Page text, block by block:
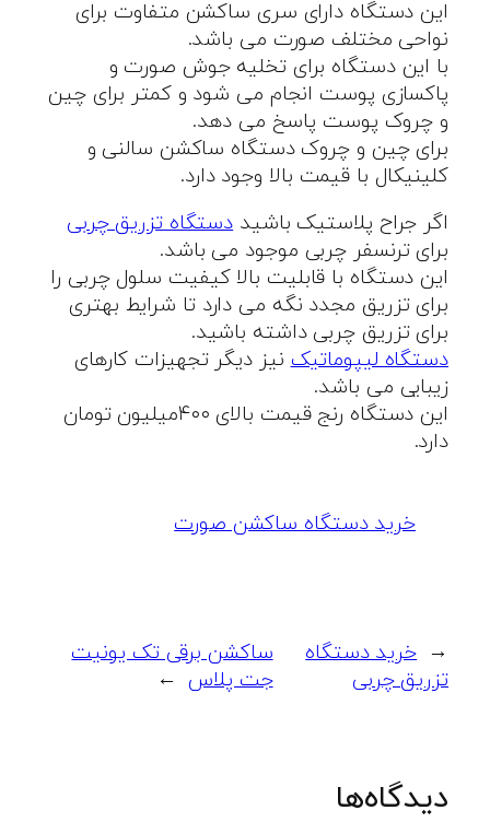
این دستگاه دارای سری ساکشن متفاوت برای
نواحی مختلف صورت می باشد.
با این دستگاه برای تخلیه جوش صورت و
پاکسازی پوست انجام می شود و کمتر برای چین
و چروک پوست پاسخ می دهد.
برای چین و چروک دستگاه ساکشن سالنی و
کلینیکال با قیمت بالا وجود دارد.
اگر جراح پلاستیک باشیددستگاه تزریق چربی
برای ترنسفر چربی موجود می باشد.
این دستگاه با قابلیت بالا کیفیت سلول چربی را
برای تزریق مجدد نگه می دارد تا شرایط بهتری
برای تزریق چربی داشته باشید.
دستگاه لیپوماتیکنیز دیگر تجهیزات کارهای
زیبایی می باشد.
این دستگاه رنج قیمت بالای ۴۰۰میلیون تومان
دارد.
خرید دستگاه ساکشن صورت
← خرید دستگاه
تزریق چربی
ساکشن برقی تک یونیت
جت پلاس →
دیدگاه‌ها